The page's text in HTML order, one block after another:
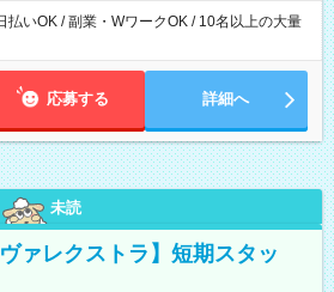
払いOK / 副業・WワークOK / 10名以上の大量
応募する 詳細へ
未読
ァレクストラ】短期スタッ